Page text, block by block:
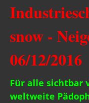
snow -
06/12/2016
Für alle sichtbar
weltweite